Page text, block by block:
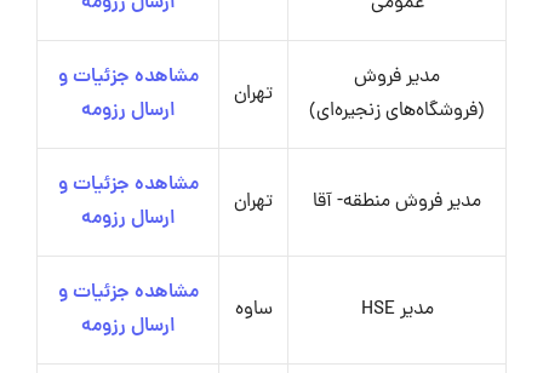
مدیر فروش
(فروشگاه‌های زنجیره‌ای)
تهران
مشاهده جزئیات و
ارسال رزومه
مدیر فروش منطقه- آقا تهران
مشاهده جزئیات و
ارسال رزومه
مدیر HSE ساوه
مشاهده جزئیات و
ارسال رزومه